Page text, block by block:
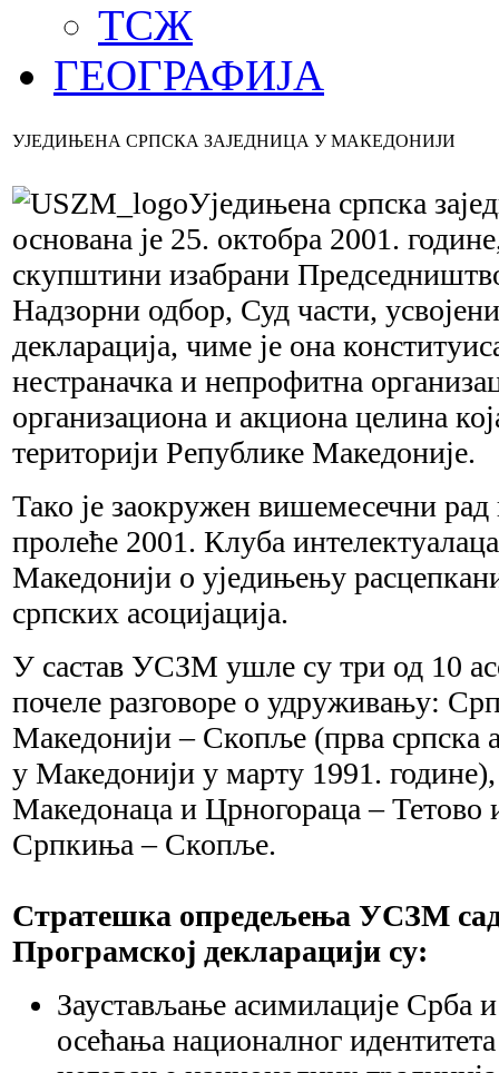
ТСЖ
ГЕОГРАФИЈА
УЈЕДИЊЕНА СРПСКА ЗАЈЕДНИЦА У МАКЕДОНИЈИ
Уједињена српска
основана је 25. октобра 2001.
скупштини изабрани
Надзорни одбор, Суд части,
декларација, чиме је она
нестраначка и непрофитна
организациона и акциона целина
територији Републике Македоније.
Тако је заокружен вишемесечни рад
пролеће 2001. Клуба
Македонији о уједињењу
српских асоцијација.
У састав УСЗМ ушле су три од 10
почеле разговоре о удруживању:
Македонији – Скопље (прва српска
у Македонији у марту 1991.
Македонаца и Црногораца –
Српкиња – Скопље.
Стратешка опредељења УСЗМ
Програмској декларацији су:
Заустављање асимилације Срба
осећања националног